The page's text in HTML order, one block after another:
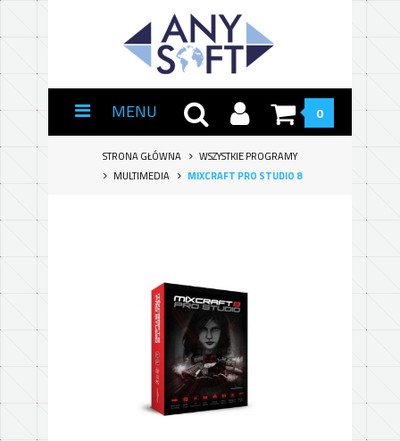
MENU 0
STRONA GŁÓWNA
WSZYSTKIE PROGRAMY
MULTIMEDIA
MIXCRAFT PRO STUDIO 8